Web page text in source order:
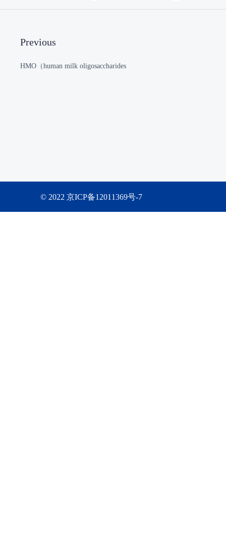
Previous
HMO（human milk oligosaccharides
© 2022 京ICP备12011369号-7